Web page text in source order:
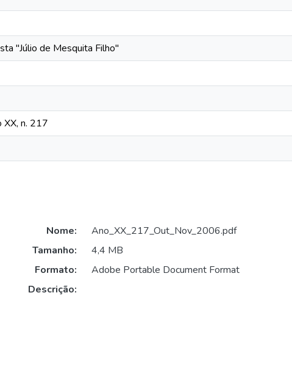
"Júlio de Mesquita Filho"
XX, n. 217
Nome:
Ano_XX_217_Out_Nov_2006.pdf
Tamanho:
4,4 MB
Formato:
Adobe Portable Document Format
Descrição: